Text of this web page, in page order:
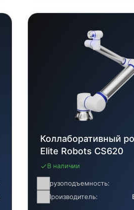
Коллаборативный
Elite Robots CS620
В наличии
Грузоподъемность:
Производитель: